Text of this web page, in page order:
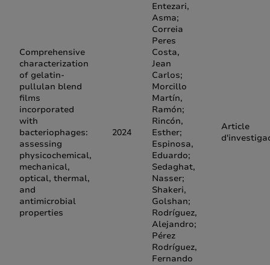
Comprehensive
characterization
of gelatin-
pullulan blend
films
incorporated
with
bacteriophages:
assessing
physicochemical,
mechanical,
optical, thermal,
and
antimicrobial
properties
2024
Entezari,
Asma;
Correia
Peres
Costa,
Jean
Carlos;
Morcillo
Martín,
Ramón;
Rincón,
Esther;
Espinosa,
Eduardo;
Sedaghat,
Nasser;
Shakeri,
Golshan;
Rodríguez,
Alejandro;
Pérez
Rodríguez,
Fernando
Article